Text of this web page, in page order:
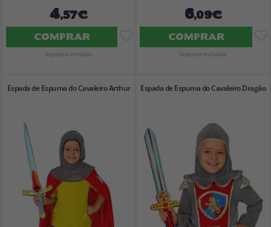
4,57€
COMPRAR
Imposto Incluído
6,09€
COMPRAR
Imposto Incluído
Espada de Espuma do Cavaleiro Arthur Espada de Espuma do Cavaleiro Dragão